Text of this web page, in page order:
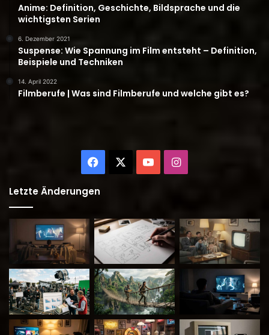
Anime: Definition, Geschichte, Bildsprache und die
wichtigsten Serien
6. Dezember 2021
Suspense: Wie Spannung im Film entsteht – Definition,
Beispiele und Techniken
14. April 2022
Filmberufe | Was sind Filmberufe und welche gibt es?
Facebook YouTubeInstagram
Letzte Änderungen